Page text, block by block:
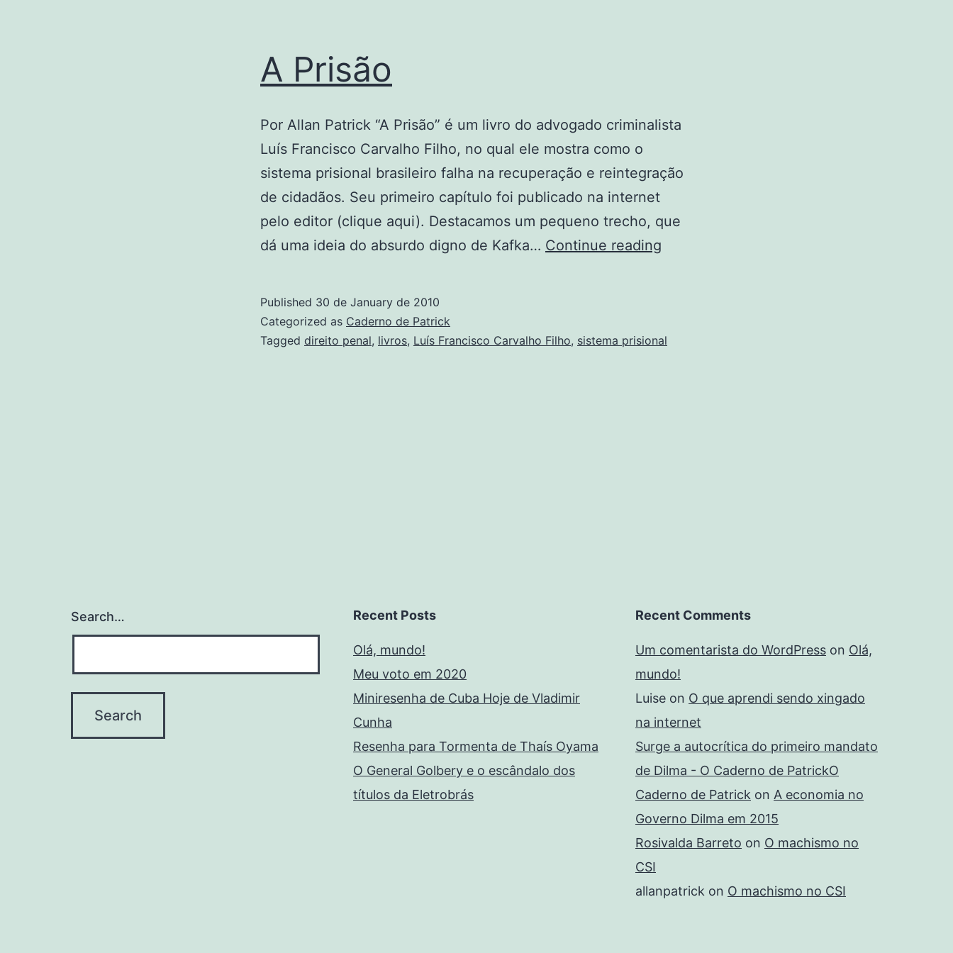
A Prisão
Por Allan Patrick “A Prisão” é um livro do advogado criminalista
Luís Francisco Carvalho Filho, no qual ele mostra como o
sistema prisional brasileiro falha na recuperação e reintegração
de cidadãos. Seu primeiro capítulo foi publicado na internet
pelo editor (clique aqui). Destacamos um pequeno trecho, que
dá uma ideia do absurdo digno de Kafka… Continue reading
Published 30 de January de 2010
Categorized as Caderno de Patrick
Tagged direito penal, livros, Luís Francisco Carvalho Filho, sistema prisional
Search… Recent Posts
Olá, mundo!
Meu voto em 2020
Miniresenha de Cuba Hoje de Vladimir
Cunha
Resenha para Tormenta de Thaís Oyama
O General Golbery e o escândalo dos
títulos da Eletrobrás
Recent Comments
Um comentarista do WordPress on Olá,
mundo!
Luise on O que aprendi sendo xingado
na internet
Surge a autocrítica do primeiro mandato
de Dilma - O Caderno de PatrickO
Caderno de Patrick on A economia no
Governo Dilma em 2015
Rosivalda Barreto on O machismo no
CSI
allanpatrick on O machismo no CSI